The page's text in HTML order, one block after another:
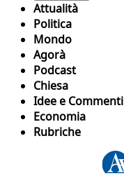
Attualità
Politica
Mondo
Agorà
Podcast
Chiesa
Idee e Commenti
Economia
Rubriche